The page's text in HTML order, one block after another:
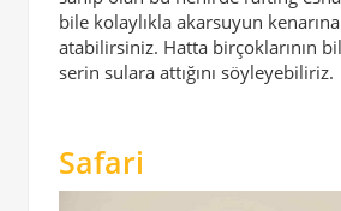
bile kolaylıkla akarsuyun
atabilirsiniz. Hatta birçoklarının
serin sulara attığını söyleyebiliriz.
Safari